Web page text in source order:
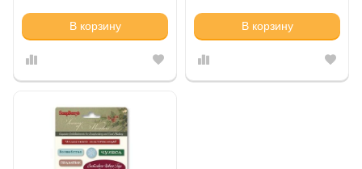
В корзину В корзину